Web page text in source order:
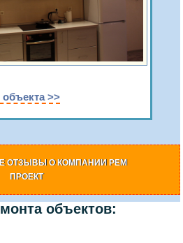
>>
ОТЗЫВЫ О КОМПАНИИ РЕМ
ПРОЕКТ
объектов: